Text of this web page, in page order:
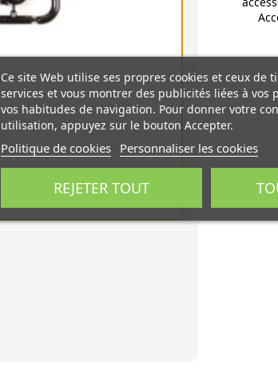
Ce site Web utilise ses propres cookies et ceux de
services et vous montrer des publicités liées à vos
vos habitudes de navigation. Pour donner votre
utilisation, appuyez sur le bouton Accepter.
Politique de cookies Personnaliser les cookies
REJETER TOUT